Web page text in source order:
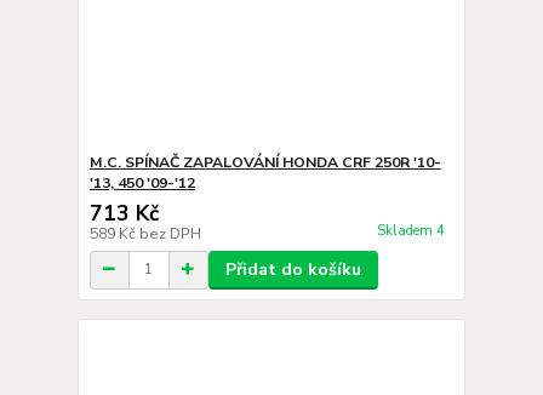
M.C. SPÍNAČ ZAPALOVÁNÍ HONDA CRF 250R '10-
'13, 450 '09-'12
713 Kč
589 Kč bez DPH Skladem 4
Přidat do košíku